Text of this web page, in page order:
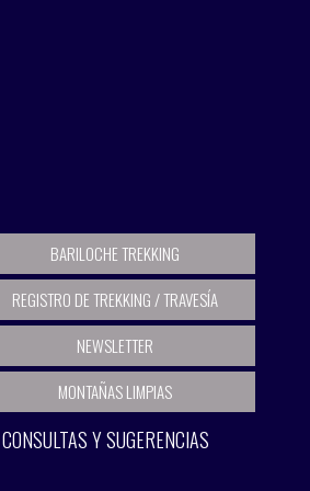
BARILOCHE TREKKING
REGISTRO DE TREKKING / TRAVESÍA
NEWSLETTER
MONTAÑAS LIMPIAS
CONSULTAS Y SUGERENCIAS